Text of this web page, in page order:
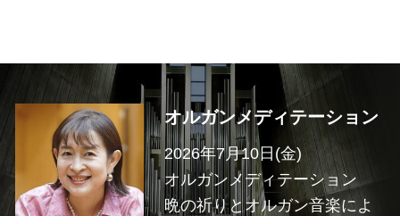
オルガンメディテーション
2026年7月10日(金)
オルガンメディテーション
晩の祈りとオルガン音楽によ